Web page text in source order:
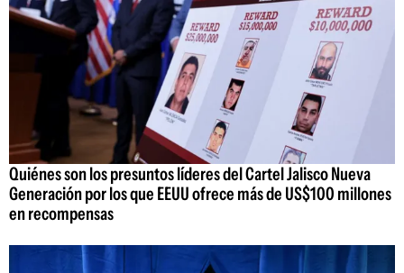
Quiénes son los presuntos líderes del Cartel Jalisco Nueva
Generación por los que EEUU ofrece más de US$100 millones
en recompensas